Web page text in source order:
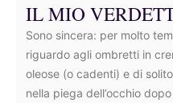
IL MIO
Sono sincera: per molto
riguardo agli ombretti in
oleose (o cadenti) e di
nella piega dell’occhio